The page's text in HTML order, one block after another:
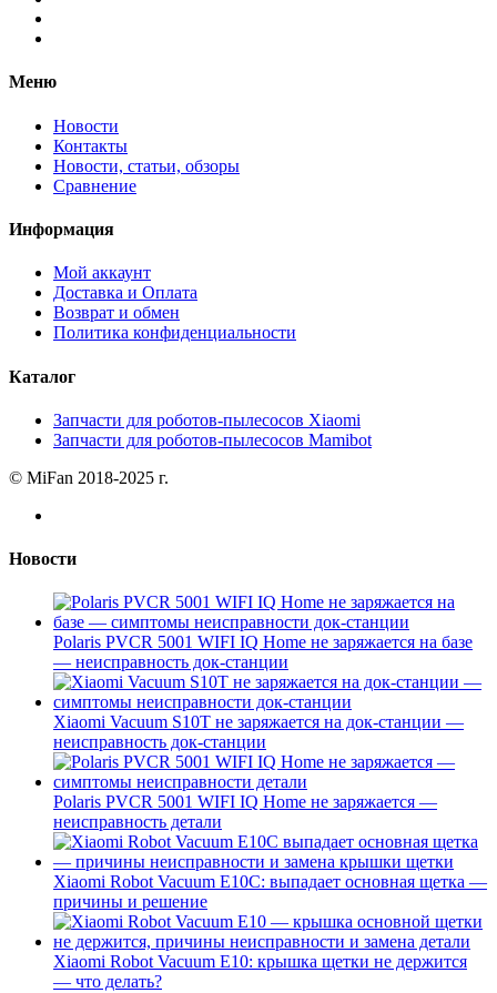
Меню
Новости
Контакты
Новости, статьи, обзоры
Сравнение
Информация
Мой аккаунт
Доставка и Оплата
Возврат и обмен
Политика конфиденциальности
Каталог
Запчасти для роботов-пылесосов Xiaomi
Запчасти для роботов-пылесосов Mamibot
© MiFan 2018-2025 г.
Новости
Polaris PVCR 5001 WIFI IQ Home не заряжается на базе
— неисправность док-станции
Xiaomi Vacuum S10T не заряжается на док-станции —
неисправность док-станции
Polaris PVCR 5001 WIFI IQ Home не заряжается —
неисправность детали
Xiaomi Robot Vacuum E10C: выпадает основная щетка —
причины и решение
Xiaomi Robot Vacuum E10: крышка щетки не держится
— что делать?